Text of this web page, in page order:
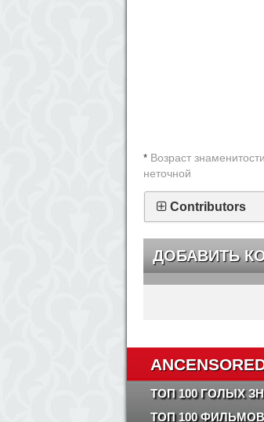
* Возраст
неточной
Contributors
ДОБАВИТЬ
ТОП 100 ГОЛЫХ
ТОП 100 ФИЛЬМОВ